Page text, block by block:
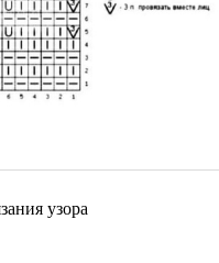
узора